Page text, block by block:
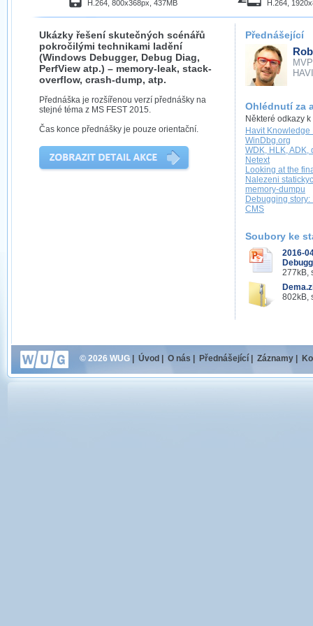
H.264, 800x368px, 437MB H.264,
Ukázky řešení skutečných scénářů
pokročilými technikami ladění
(Windows Debugger, Debug Diag,
PerfView atp.) – memory-leak, stack-
overflow, crash-dump, atp.
Přednáška je rozšířenou verzí přednášky na
stejné téma z MS FEST 2015.
Čas konce přednášky je pouze orientační.
Přednášející
MVP
Ohlédnutí za
Některé odkazy
Havit
WinDbg.org
WDK, HLK, ADK,
Netext
Looking at the
Nalezeni
memory-dumpu
Debugging
CMS
Soubory ke
2016-
277kB,
802kB,
© 2026 WUG Úvod O nás Přednášející Záznamy